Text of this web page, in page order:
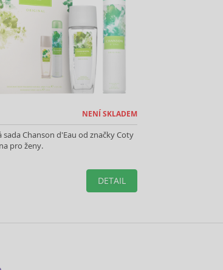
NENÍ SKLADEM
sada Chanson d'Eau od značky Coty
pro ženy.
DETAIL